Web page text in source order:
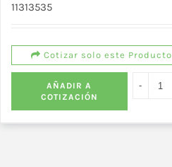
11313535
Cotizar solo este Producto
AÑADIR A
COTIZACIÓN